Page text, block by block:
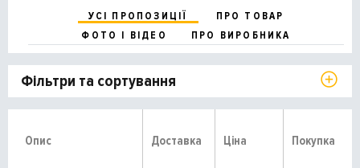
УСІ ПРОПОЗИЦІЇ
ПРО ТОВАР
ФОТО І ВІДЕО
ПРО ВИРОБНИКА
Фільтри та сортування
Опис Доставка Ціна Покупка